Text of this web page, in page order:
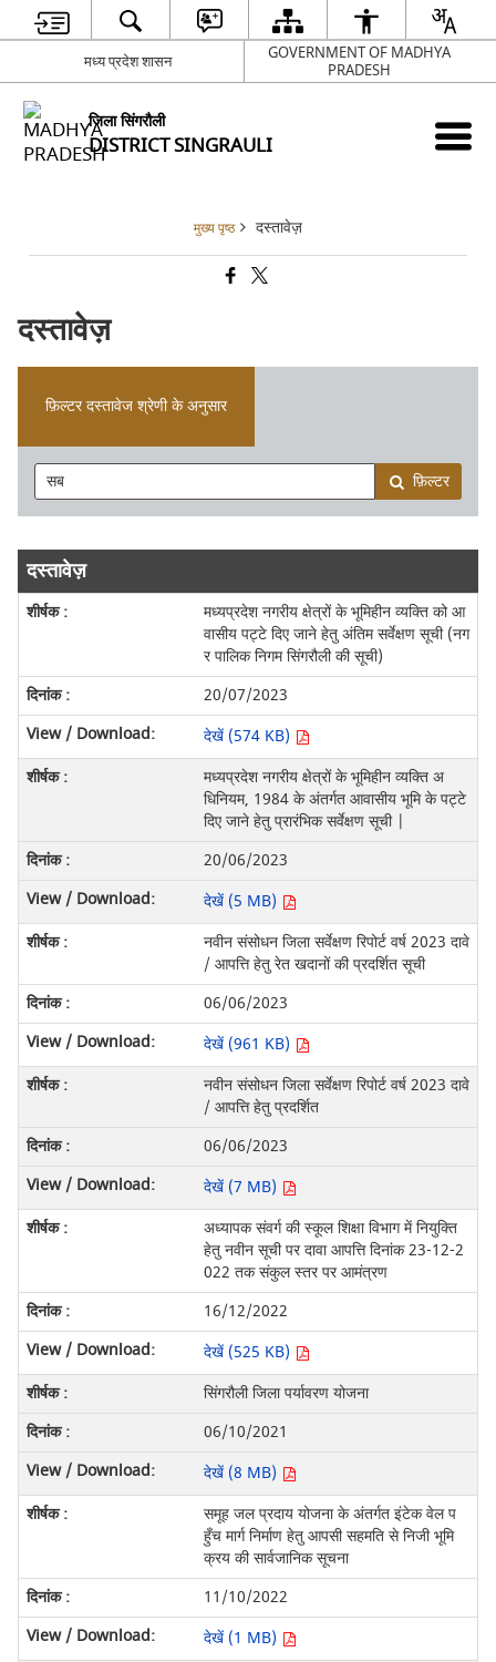
मध्य प्रदेश शासन
GOVERNMENT OF MADHYA
PRADESH
जिला सिंगरौली
DISTRICT SINGRAULI
मुख्य पृष्ठ दस्तावेज़
दस्तावेज़
फ़िल्टर दस्तावेज श्रेणी के अनुसार
फ़िल्टर
दस्तावेज़
मध्यप्रदेश नगरीय क्षेत्रों के भूमिहीन व्यक्ति को आ
वासीय पट्टे दिए जाने हेतु अंतिम सर्वेक्षण सूची (नग
र पालिक निगम सिंगरौली की सूची)
20/07/2023
देखें (574 KB)
मध्यप्रदेश नगरीय क्षेत्रों के भूमिहीन व्यक्ति अ
धिनियम, 1984 के अंतर्गत आवासीय भूमि के पट्टे
दिए जाने हेतु प्रारंभिक सर्वेक्षण सूची |
20/06/2023
देखें (5 MB)
नवीन संसोधन जिला सर्वेक्षण रिपोर्ट वर्ष 2023 दावे
/ आपत्ति हेतु रेत खदानों की प्रदर्शित सूची
06/06/2023
देखें (961 KB)
नवीन संसोधन जिला सर्वेक्षण रिपोर्ट वर्ष 2023 दावे
/ आपत्ति हेतु प्रदर्शित
06/06/2023
देखें (7 MB)
अध्यापक संवर्ग की स्कूल शिक्षा विभाग में नियुक्ति
हेतु नवीन सूची पर दावा आपत्ति दिनांक 23-12-2
022 तक संकुल स्तर पर आमंत्रण
16/12/2022
देखें (525 KB)
सिंगरौली जिला पर्यावरण योजना
06/10/2021
देखें (8 MB)
समूह जल प्रदाय योजना के अंतर्गत इंटेक वेल प
हुँच मार्ग निर्माण हेतु आपसी सहमति से निजी भूमि
क्रय की सार्वजानिक सूचना
11/10/2022
देखें (1 MB)